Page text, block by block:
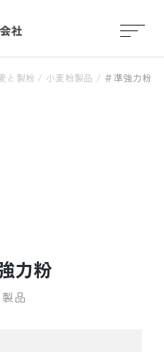
と製粉 / 小麦粉製品 / ＃準強力粉
力粉
品